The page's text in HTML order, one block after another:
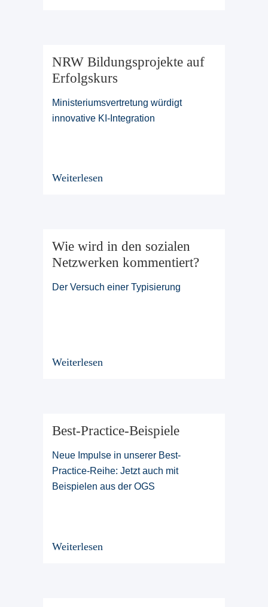
NRW Bildungsprojekte auf
Erfolgskurs
Ministeriumsvertretung würdigt
innovative KI-Integration
Weiterlesen
Wie wird in den sozialen
Netzwerken kommentiert?
Der Versuch einer Typisierung
Weiterlesen
Best-Practice-Beispiele
Neue Impulse in unserer Best-
Practice-Reihe: Jetzt auch mit
Beispielen aus der OGS
Weiterlesen